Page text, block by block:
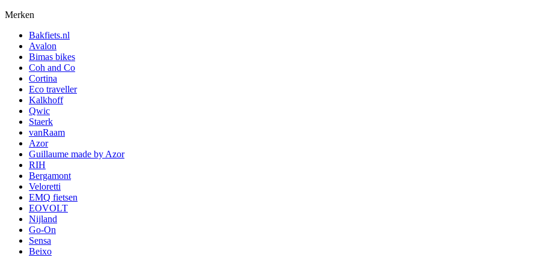
Merken
Bakfiets.nl
Avalon
Bimas bikes
Coh and Co
Cortina
Eco traveller
Kalkhoff
Qwic
Staerk
vanRaam
Azor
Guillaume made by Azor
RIH
Bergamont
Veloretti
EMQ fietsen
EOVOLT
Nijland
Go-On
Sensa
Beixo